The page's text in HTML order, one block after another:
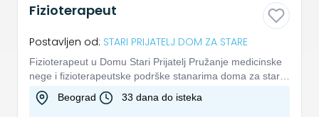
Fizioterapeut
Postavljen od: STARI PRIJATELJ DOM ZA STARE
Fizioterapeut u Domu Stari Prijatelj Pružanje medicinske
nege i fizioterapeutske podrške stanarima doma za stara
lica. R...
Beograd 33 dana do isteka